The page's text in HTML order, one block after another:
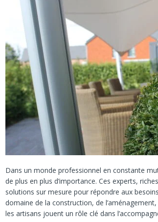
Dans un monde professionnel en constante
de plus en plus d’importance. Ces experts,
solutions sur mesure pour répondre aux
domaine de la construction, de
les artisans jouent un rôle clé dans